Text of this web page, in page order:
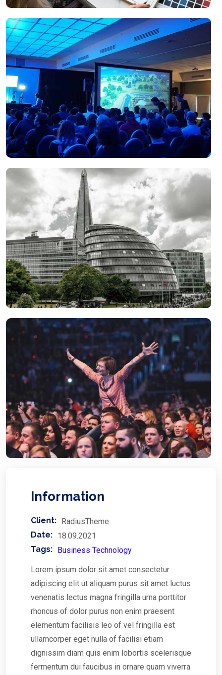
Information
Client: RadiusTheme
Date: 18.09.2021
Tags: Business Technology
Lorem ipsum dolor sit amet consectetur
adipiscing elit ut aliquam purus sit amet luctus
venenatis lectus magna fringilla urna porttitor
rhoncus of dolor purus non enim praesent
elementum facilisis leo of vel fringilla est
ullamcorper eget nulla of facilisi etiam
dignissim diam quis enim lobortis scelerisque
fermentum dui faucibus in ornare quam viverra